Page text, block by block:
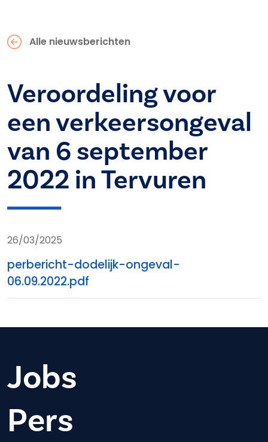
Alle nieuwsberichten
Veroordeling voor
een verkeersongeval
van 6 september
2022 in Tervuren
26/03/2025
perbericht-dodelijk-ongeval-
06.09.2022.pdf
Jobs
Pers